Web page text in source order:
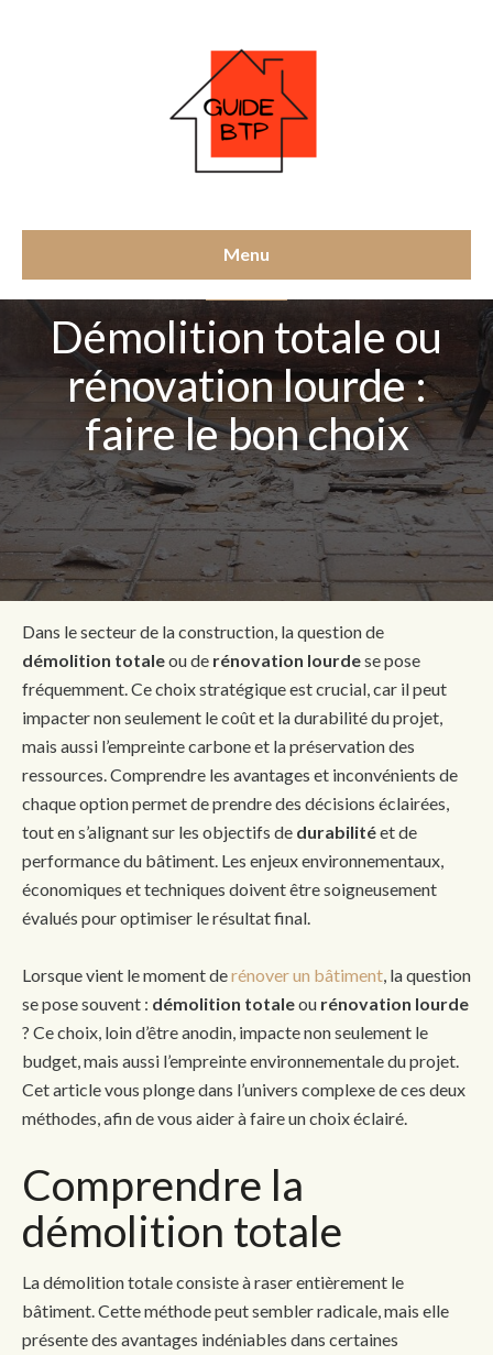
Menu
Démolition totale ou
rénovation lourde :
faire le bon choix
Dans le secteur de la construction, la question de
démolition totaleou de rénovation lourdese pose
fréquemment. Ce choix stratégique est crucial, car il peut
impacter non seulement le coût et la durabilité du projet,
mais aussi l’empreinte carbone et la préservation des
ressources. Comprendre les avantages et inconvénients de
chaque option permet de prendre des décisions éclairées,
tout en s’alignant sur les objectifs de durabilitéet de
performance du bâtiment. Les enjeux environnementaux,
économiques et techniques doivent être soigneusement
évalués pour optimiser le résultat final.
Lorsque vient le moment derénover un bâtiment , la question
se pose souvent : démolition totaleou rénovation lourde
? Ce choix, loin d’être anodin, impacte non seulement le
budget, mais aussi l’empreinte environnementale du projet.
Cet article vous plonge dans l’univers complexe de ces deux
méthodes, afin de vous aider à faire un choix éclairé.
Comprendre la
démolition totale
La démolition totale consiste à raser entièrement le
bâtiment. Cette méthode peut sembler radicale, mais elle
présente des avantages indéniables dans certaines